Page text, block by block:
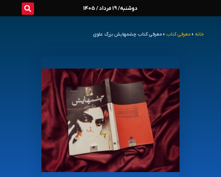
دوشنبه/ 19 مرداد / 1405
خانه » معرفی کتاب » معرفی کتاب چشمهایش بزرگ علوی